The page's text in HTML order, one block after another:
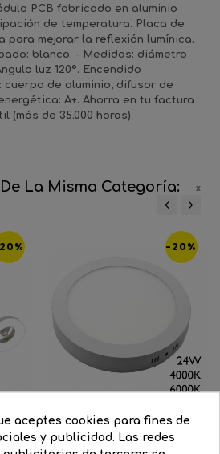
PCB fabricado en aluminio
de temperatura. Placa de
para mejorar la reflexión lumínica.
blanco. - Medidas: diámetro
luz 120º. Encendido
cuerpo de aluminio, difusor de
A+. Ahorra en tu factura
(más de 35.000 horas).
La Misma Categoría:
-20%
aceptes cookies para fines de
y publicidad. Las redes